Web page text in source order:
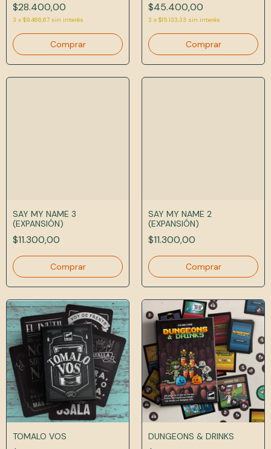
$28.400,00
3 x $9.466,67 sin interés
$45.400,00
3 x $15.133,33 sin interés
SAY MY NAME 3
(EXPANSIÓN)
$11.300,00
SAY MY NAME 2
(EXPANSIÓN)
$11.300,00
TOMALO VOS DUNGEONS & DRINKS